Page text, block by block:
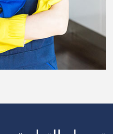
مكافحة الحشرات
العلاج الطبيعي